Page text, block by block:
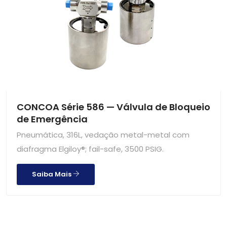
CONCOA Série 586 — Válvula de Bloqueio
de Emergência
Pneumática, 316L, vedação metal-metal com
diafragma Elgiloy®; fail-safe, 3500 PSIG.
Saiba Mais